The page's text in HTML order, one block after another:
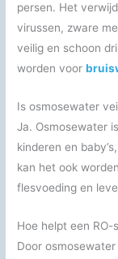
persen. Het
virussen, zware
veilig en schoon
worden voor
Is osmosewater
Ja. Osmosewater
kinderen en
kan het ook
flesvoeding en
Hoe helpt een
Door